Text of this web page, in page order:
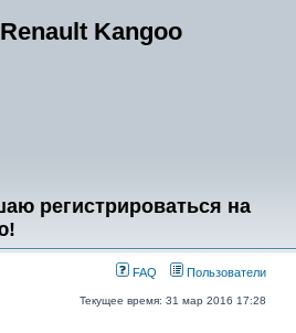
Kangoo
регистрироваться на
FAQ Пользователи
Текущее время: 31 мар 2016 17:28